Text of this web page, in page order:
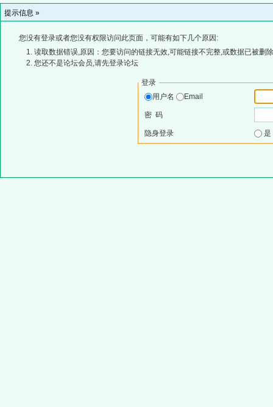
提示信息 »
您没有登录或者您没有权限访问此页面，可能有如下几个原因:
读取数据错误,原因：您要访问的链接无效,可能链接不完整,或数据已被删
您还不是论坛会员,请先登录论坛
登录
用户名
Email
密 码
隐身登录